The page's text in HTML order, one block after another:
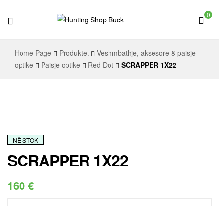
Shop
0
Home Page Produktet
Veshmbathje, aksesore & paisje
optike
Paisje optike Red Dot SCRAPPER 1X22
NË STOK
SCRAPPER 1X22
160€